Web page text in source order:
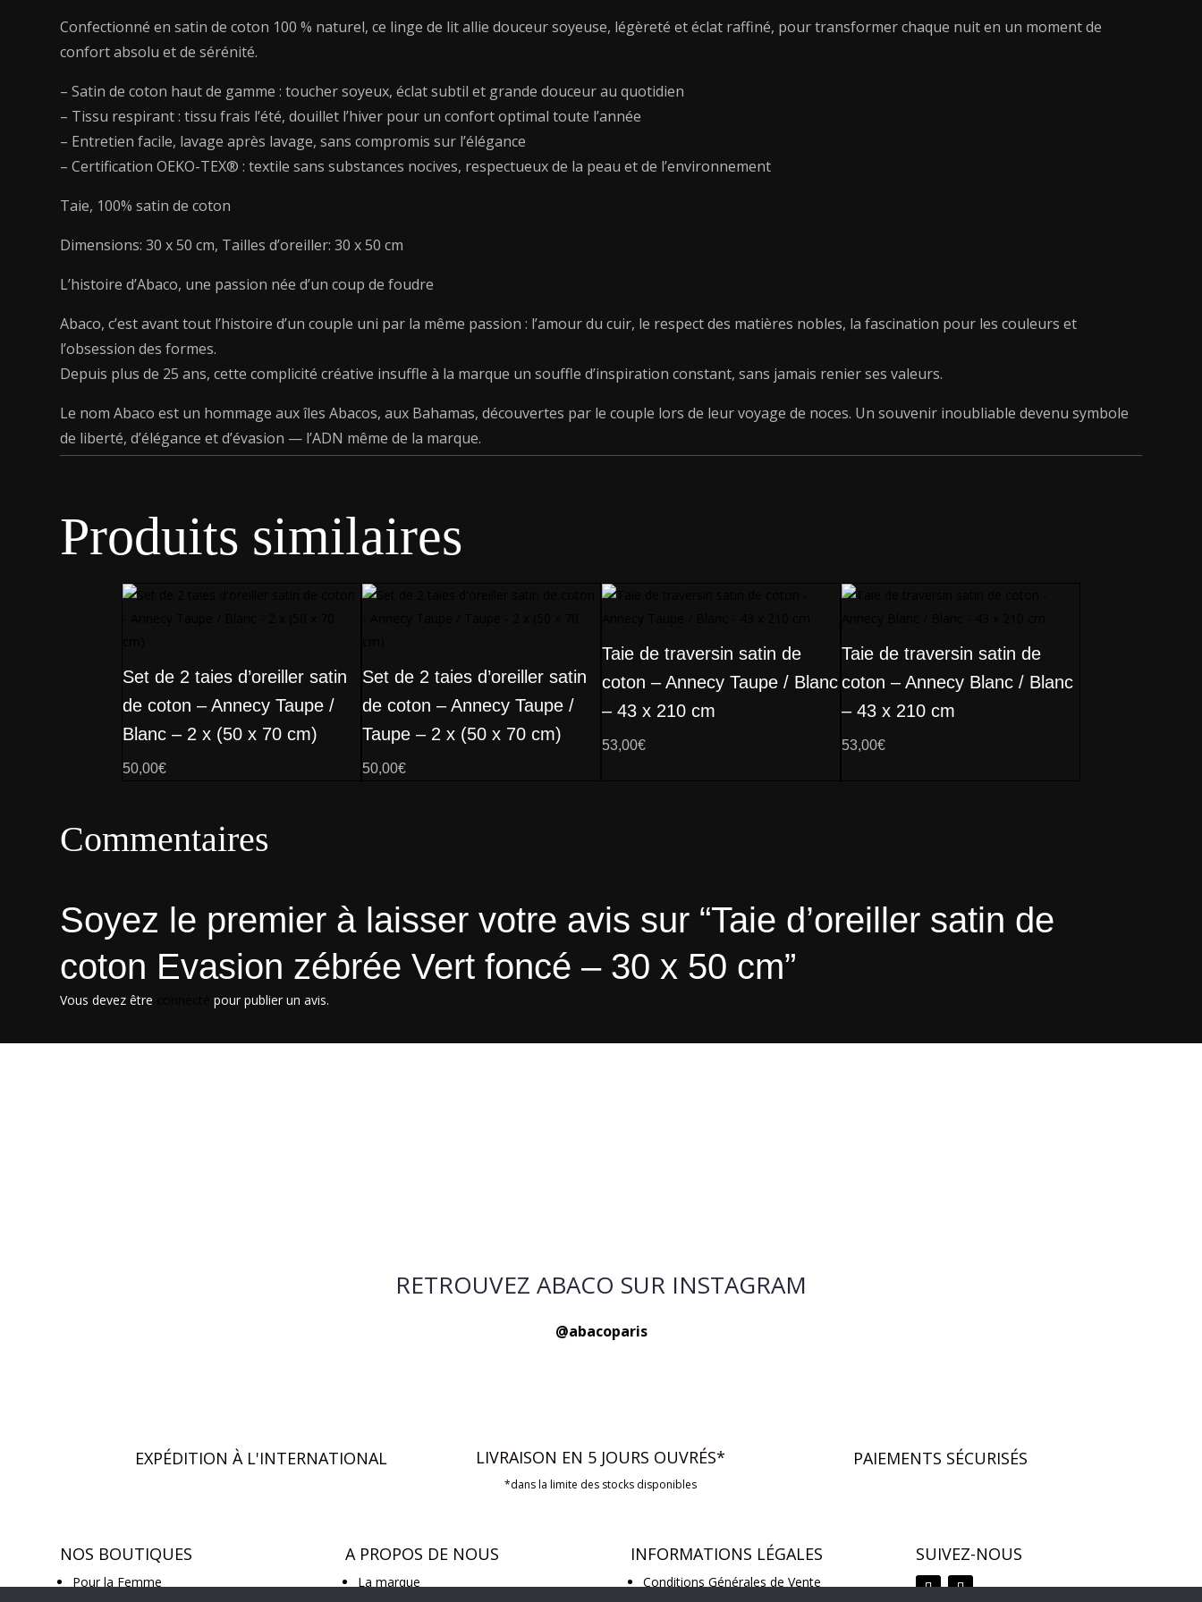
50
Confectionné en satin de coton 100 % naturel, ce linge de lit allie douceur soyeuse, légèreté et éclat raffiné, pour transformer chaque nuit en un moment de
confort absolu et de sérénité.
– Satin de coton haut de gamme : toucher soyeux, éclat subtil et grande douceur au quotidien
– Tissu respirant : tissu frais l’été, douillet l’hiver pour un confort optimal toute l’année
– Entretien facile, lavage après lavage, sans compromis sur l’élégance
– Certification OEKO-TEX® : textile sans substances nocives, respectueux de la peau et de l’environnement
Taie, 100% satin de coton
Dimensions: 30 x 50 cm, Tailles d’oreiller: 30 x 50 cm
L’histoire d’Abaco, une passion née d’un coup de foudre
Abaco, c’est avant tout l’histoire d’un couple uni par la même passion : l’amour du cuir, le respect des matières nobles, la fascination pour les couleurs et
l’obsession des formes.
Depuis plus de 25 ans, cette complicité créative insuffle à la marque un souffle d’inspiration constant, sans jamais renier ses valeurs.
Le nom Abaco est un hommage aux îles Abacos, aux Bahamas, découvertes par le couple lors de leur voyage de noces. Un souvenir inoubliable devenu symbole
de liberté, d’élégance et d’évasion — l’ADN même de la marque.
Produits similaires
Set de 2 taies d’oreiller satin
de coton – Annecy Taupe /
Blanc – 2 x (50 x 70 cm)
50,00€
Set de 2 taies d’oreiller satin
de coton – Annecy Taupe /
Taupe – 2 x (50 x 70 cm)
50,00€
Taie de traversin satin de
coton – Annecy Taupe / Blanc
– 43 x 210 cm
53,00€
Taie de traversin satin de
coton – Annecy Blanc / Blanc
– 43 x 210 cm
53,00€
Commentaires
Soyez le premier à laisser votre avis sur “Taie d’oreiller satin de
coton Evasion zébrée Vert foncé – 30 x 50 cm”
Vous devez être pour publier un avis.
RETROUVEZ ABACO SUR INSTAGRAM
@abacoparis
EXPÉDITION À L'INTERNATIONAL LIVRAISON EN 5 JOURS OUVRÉS*
*dans la limite des stocks disponibles
PAIEMENTS SÉCURISÉS
NOS BOUTIQUES
Pour la Femme
A PROPOS DE NOUS
La marque
INFORMATIONS LÉGALES
Conditions Générales de Vente
SUIVEZ-NOUS